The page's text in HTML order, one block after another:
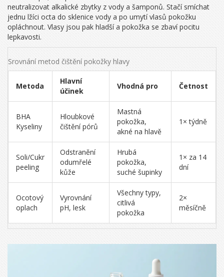
neutralizovat alkalické zbytky z vody a šamponů. Stačí smíchat
jednu lžíci octa do sklenice vody a po umytí vlasů pokožku
opláchnout. Vlasy jsou pak hladší a pokožka se zbaví pocitu
lepkavosti.
Srovnání metod čištění pokožky hlavy
Metoda
Hlavní
účinek
Vhodná pro Četnost
BHA
Kyseliny
Hloubkové
čištění pórů
Mastná
pokožka,
akné na hlavě
1× týdně
Soli/Cukr
peeling
Odstranění
odumřelé
kůže
Hrubá
pokožka,
suché šupinky
1× za 14
dní
Ocotový
oplach
Vyrovnání
pH, lesk
Všechny typy,
citlivá
pokožka
2×
měsíčně